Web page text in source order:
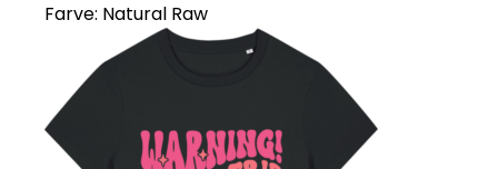
Farve: Natural Raw